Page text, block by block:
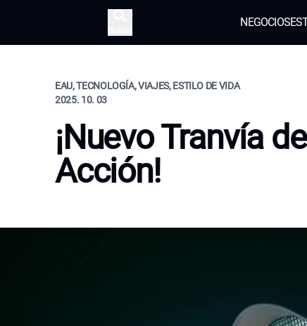
NEGOCIOS
EAU, TECNOLOGÍA, VIAJES, ESTILO DE VIDA
2025. 10. 03
¡Nuevo Tranvía
Acción!